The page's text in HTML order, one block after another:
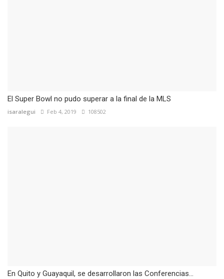
El Super Bowl no pudo superar a la final de la MLS
isaralegui Feb 4, 2019 108502
En Quito y Guayaquil, se desarrollaron las Conferencias...